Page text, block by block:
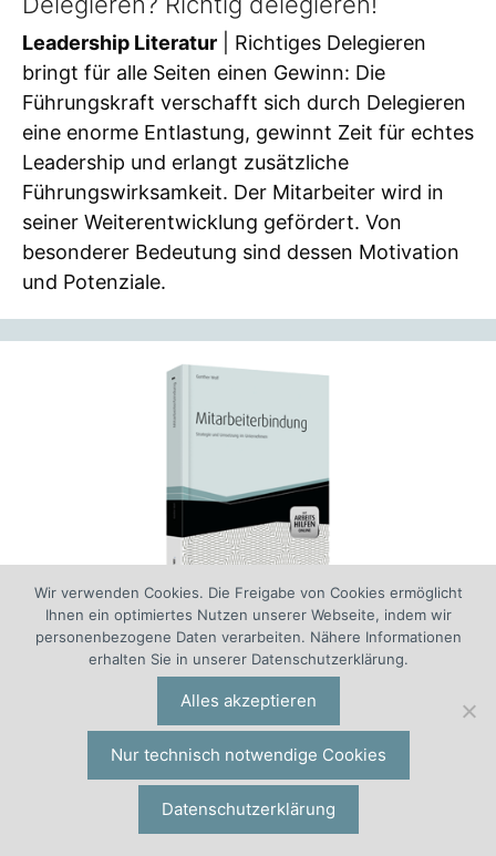
Leadership Literatur | Richtiges Delegieren
bringt für alle Seiten einen Gewinn: Die
Führungskraft verschafft sich durch Delegieren
eine enorme Entlastung, gewinnt Zeit für echtes
Leadership und erlangt zusätzliche
Führungswirksamkeit. Der Mitarbeiter wird in
seiner Weiterentwicklung gefördert. Von
besonderer Bedeutung sind dessen Motivation
und Potenziale.
Potenziale, Erfolge, Attraktivität
Literatur Personalstrategie|
Mitarbeiterbindung ist „PEA“:
Potenzialgenerator, Erfolgsgarant und
Attraktivitätsfaktor zugleich, sagt Gunther Wolf.
Eine bedeutsame Rolle spielen
Unternehmensführung, Leadership und
Wir verwenden Cookies. Die Freigabe von Cookies ermöglicht
Ihnen ein optimiertes Nutzen unserer Webseite, indem wir
personenbezogene Daten verarbeiten. Nähere Informationen
erhalten Sie in unserer Datenschutzerklärung.
Alles akzeptieren
Nur technisch notwendige Cookies
Datenschutzerklärung